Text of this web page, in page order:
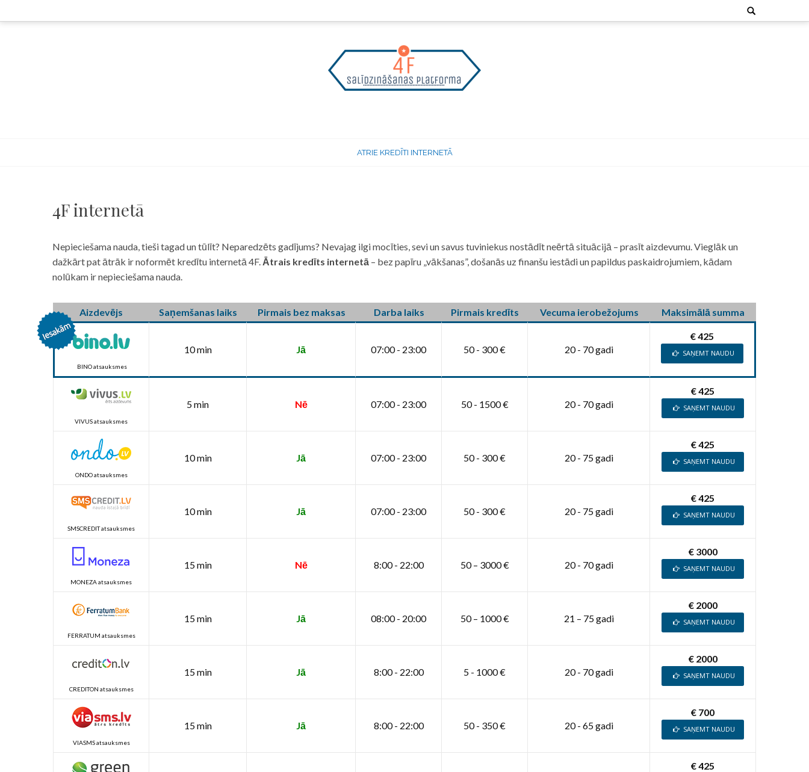
to
Search
for:
ATRIE KREDĪTI INTERNETĀ
4F internetā
Nepieciešama nauda, tieši tagad un tūlīt? Neparedzēts gadījums? Nevajag ilgi mocīties, sevi un savus tuviniekus nostādīt neērtā situācijā – prasīt aizdevumu. Vieglāk un
dažkārt pat ātrāk ir noformēt kredītu internetā 4F. Ātrais kredīts internetā – bez papīru „vākšanas”, došanās uz finanšu iestādi un papildus paskaidrojumiem, kādam
nolūkam ir nepieciešama nauda.
Aizdevējs Saņemšanas laiks Pirmais bez maksas Darba laiks Pirmais kredīts Vecuma ierobežojums Maksimālā summa
BINO atsauksmes
10 min Jā 07:00 - 23:00 50 - 300 € 20 - 70 gadi
€ 425
SAŅEMT NAUDU
VIVUS atsauksmes
5 min Nē 07:00 - 23:00 50 - 1500 € 20 - 70 gadi
€ 425
SAŅEMT NAUDU
ONDO atsauksmes
10 min Jā 07:00 - 23:00 50 - 300 € 20 - 75 gadi
€ 425
SAŅEMT NAUDU
SMSCREDIT atsauksmes
10 min Jā 07:00 - 23:00 50 - 300 € 20 - 75 gadi
€ 425
SAŅEMT NAUDU
MONEZA atsauksmes
15 min Nē 8:00 - 22:00 50 – 3000 € 20 - 70 gadi
€ 3000
SAŅEMT NAUDU
FERRATUM atsauksmes
15 min Jā 08:00 - 20:00 50 – 1000 € 21 – 75 gadi
€ 2000
SAŅEMT NAUDU
CREDITON atsauksmes
15 min Jā 8:00 - 22:00 5 - 1000 € 20 - 70 gadi
€ 2000
SAŅEMT NAUDU
VIASMS atsauksmes
15 min Jā 8:00 - 22:00 50 - 350 € 20 - 65 gadi
€ 700
SAŅEMT NAUDU
€ 425